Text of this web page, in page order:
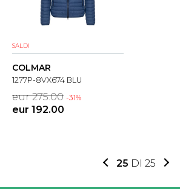
SALDI
COLMAR
1277P-8VX674 BLU
eur 275.00 -31%
eur 192.00
25 DI 25